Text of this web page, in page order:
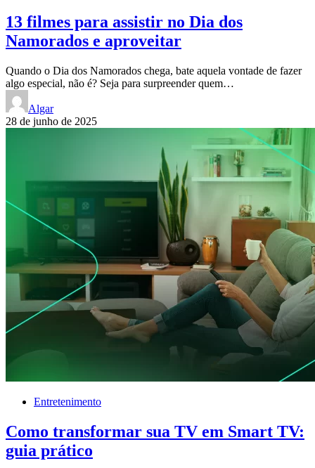
13 filmes para assistir no Dia dos
Namorados e aproveitar
Quando o Dia dos Namorados chega, bate aquela vontade de fazer
algo especial, não é? Seja para surpreender quem…
Algar
28 de junho de 2025
Entretenimento
Como transformar sua TV em Smart TV:
guia prático